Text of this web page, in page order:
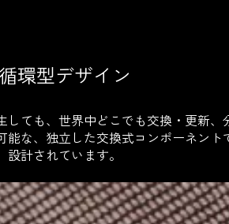
環型デザイン
しても、世界中どこでも交換・更新、
能な、独立した交換式コンポーネント
設計されています。